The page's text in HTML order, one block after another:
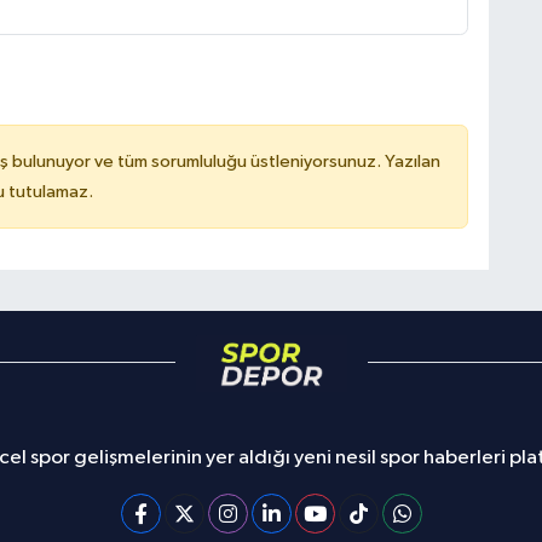
bulunuyor ve tüm sorumluluğu üstleniyorsunuz. Yazılan
tutulamaz.
spor gelişmelerinin yer aldığı yeni nesil spor haberleri